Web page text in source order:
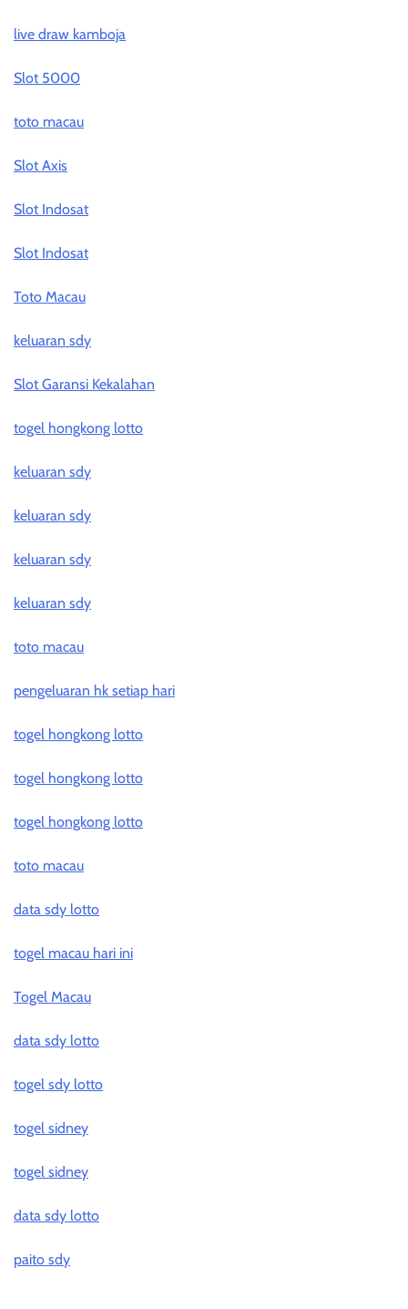
live draw kamboja
Slot 5000
toto macau
Slot Axis
Slot Indosat
Slot Indosat
Toto Macau
keluaran sdy
Slot Garansi Kekalahan
togel hongkong lotto
keluaran sdy
keluaran sdy
keluaran sdy
keluaran sdy
toto macau
pengeluaran hk setiap hari
togel hongkong lotto
togel hongkong lotto
togel hongkong lotto
toto macau
data sdy lotto
togel macau hari ini
Togel Macau
data sdy lotto
togel sdy lotto
togel sidney
togel sidney
data sdy lotto
paito sdy